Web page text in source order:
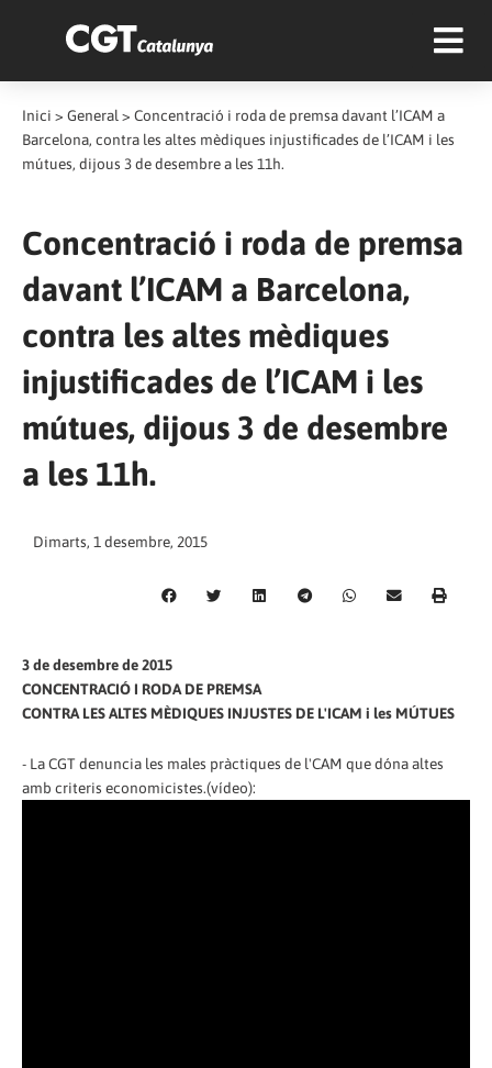
Inici > General > Concentració i roda de premsa davant l’ICAM a
Barcelona, contra les altes mèdiques injustificades de l’ICAM i les
mútues, dijous 3 de desembre a les 11h.
Concentració i roda de premsa
davant l’ICAM a Barcelona,
contra les altes mèdiques
injustificades de l’ICAM i les
mútues, dijous 3 de desembre
a les 11h.
Dimarts, 1 desembre, 2015
3 de desembre de 2015
CONCENTRACIÓ I RODA DE PREMSA
CONTRA LES ALTES MÈDIQUES INJUSTES DE L'ICAM i les MÚTUES
- La CGT denuncia les males pràctiques de l'CAM que dóna altes
amb criteris economicistes.(vídeo):